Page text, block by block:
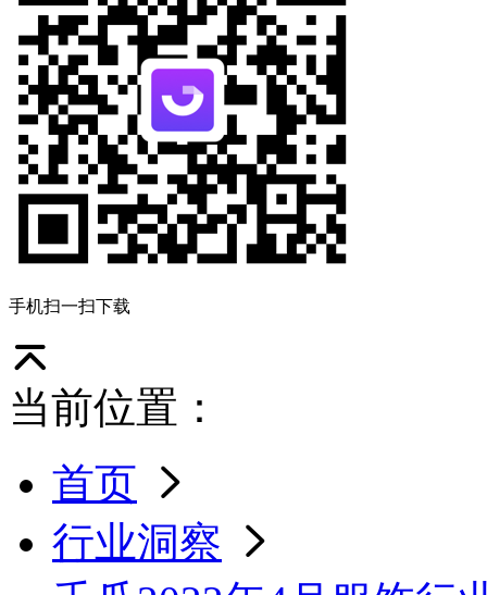
手机扫一扫下载
当前位置：
首页
行业洞察